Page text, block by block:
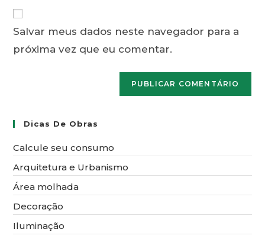
para
para
comentar
do
seu
site
Salvar meus dados neste navegador para a
próxima vez que eu comentar.
Dicas De Obras
Calcule seu consumo
Arquitetura e Urbanismo
Área molhada
Decoração
Iluminação